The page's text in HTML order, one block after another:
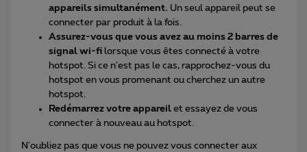
appareils simultanément. Un seul appareil peut se
connecter par produit à la fois.
Assurez-vous que vous avez au moins 2 barres de
signal wi-fi lorsque vous êtes connecté à votre
hotspot. Si ce n'est pas le cas, rapprochez-vous du
hotspot en vous promenant ou cherchez un autre
hotspot.
Redémarrez votre appareil et essayez de vous
connecter à nouveau au hotspot.
N'oubliez pas que vous ne pouvez vous connecter aux